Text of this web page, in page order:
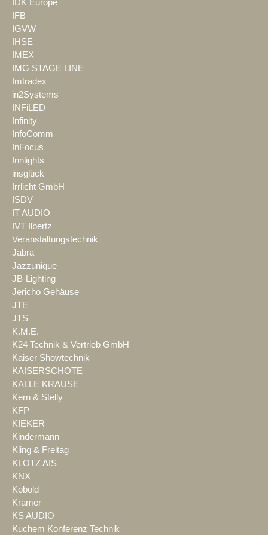
IDK Europe
IFB
IGVW
IHSE
IMEX
IMG STAGE LINE
Imtradex
in2Systems
INFiLED
Infinity
InfoComm
InFocus
Innlights
insglück
Irrlicht GmbH
ISDV
IT AUDIO
IVT Ilbertz
Veranstaltungstechnik
Jabra
Jazzunique
JB-Lighting
Jericho Gehäuse
JTE
JTS
K.M.E.
K24 Technik & Vertrieb GmbH
Kaiser Showtechnik
KAISERSCHOTE
KALLE KRAUSE
Kern & Stelly
KFP
KIEKER
Kindermann
Kling & Freitag
KLOTZ AIS
KNX
Kobold
Kramer
KS AUDIO
Kuchem Konferenz Technik